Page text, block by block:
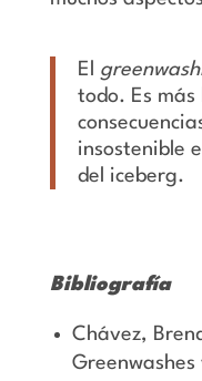
El
todo. Es más
insostenible
del iceberg.
Bibliografía
Chávez,
Greenwashes